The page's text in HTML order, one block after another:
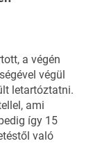
a végén
végül
letartóztatni.
ami
így 15
való